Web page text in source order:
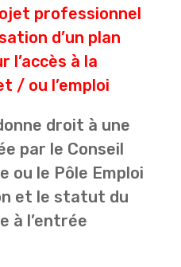
professionnel
d’un plan
l’accès à la
/ ou l’emploi
droit à une
par le Conseil
ou le Pôle Emploi
et le statut du
à l’entrée